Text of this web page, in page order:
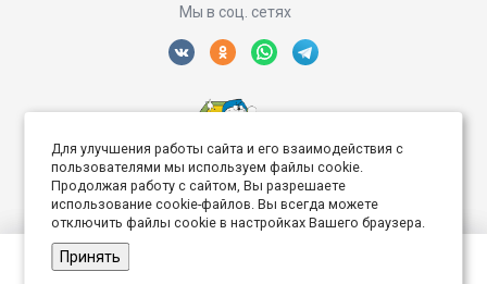
Мы в соц. сетях
© 2026 Дворик Роз, Все права защищены
Создание интернет сайта
Для улучшения работы сайта и его взаимодействия с
пользователями мы используем файлы cookie.
Продолжая работу с сайтом, Вы разрешаете
использование cookie-файлов. Вы всегда можете
отключить файлы cookie в настройках Вашего браузера.
Принять